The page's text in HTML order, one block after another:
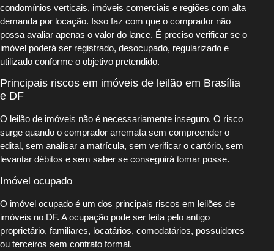
condomínios verticais, imóveis comerciais e regiões com alta
demanda por locação. Isso faz com que o comprador não
possa avaliar apenas o valor do lance. É preciso verificar se o
imóvel poderá ser registrado, desocupado, regularizado e
utilizado conforme o objetivo pretendido.
Principais riscos em imóveis de leilão em Brasília
e DF
O leilão de imóveis não é necessariamente inseguro. O risco
surge quando o comprador arremata sem compreender o
edital, sem analisar a matrícula, sem verificar o cartório, sem
levantar débitos e sem saber se conseguirá tomar posse.
Imóvel ocupado
O imóvel ocupado é um dos principais riscos em leilões de
imóveis no DF. A ocupação pode ser feita pelo antigo
proprietário, familiares, locatários, comodatários, possuidores
ou terceiros sem contrato formal.